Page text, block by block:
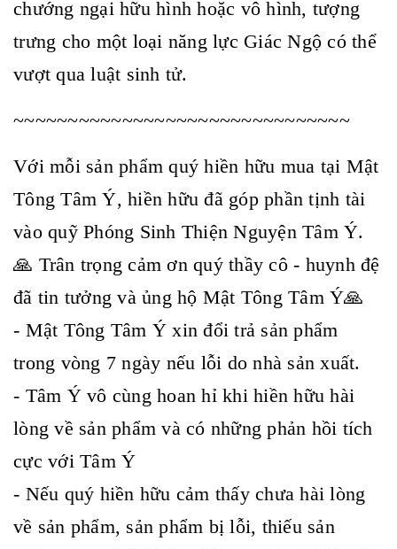
chướng ngại hữu hình hoặc vô hình, tượng
trưng cho một loại năng lực Giác Ngộ có thể
vượt qua luật sinh tử.
~~~~~~~~~~~~~~~~~~~~~~~~~~~~~~~
Với mỗi sản phẩm quý hiền hữu mua tại Mật
Tông Tâm Ý, hiền hữu đã góp phần tịnh tài
vào quỹ Phóng Sinh Thiện Nguyện Tâm Ý.
🙏 Trân trọng cảm ơn quý thầy cô - huynh đệ
đã tin tưởng và ủng hộ Mật Tông Tâm Ý🙏
- Mật Tông Tâm Ý xin đổi trả sản phẩm
trong vòng 7 ngày nếu lỗi do nhà sản xuất.
- Tâm Ý vô cùng hoan hỉ khi hiền hữu hài
lòng về sản phẩm và có những phản hồi tích
cực với Tâm Ý
- Nếu quý hiền hữu cảm thấy chưa hài lòng
về sản phẩm, sản phẩm bị lỗi, thiếu sản